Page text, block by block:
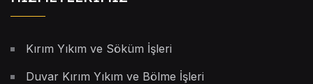
Kırım Yıkım ve Söküm İşleri
Duvar Kırım Yıkım ve Bölme İşleri